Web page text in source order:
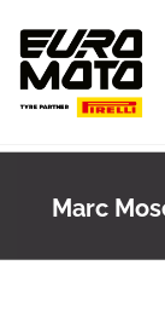
content
Marc